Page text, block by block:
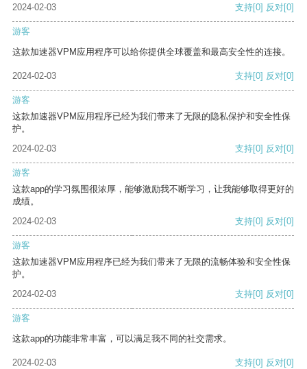
2024-02-03 支持[0] 反对[0]
游客
这款加速器VPM应用程序可以给你提供全球覆盖和最高安全性的连接。
2024-02-03 支持[0] 反对[0]
游客
这款加速器VPM应用程序已经为我们带来了无限的隐私保护和安全性保
护。
2024-02-03
支持[0] 反对[0]
游客
这款app的学习氛围很浓厚，能够激励我不断学习，让我能够取得更好的
成绩。
2024-02-03
支持[0] 反对[0]
游客
这款加速器VPM应用程序已经为我们带来了无限的流畅体验和安全性保
护。
2024-02-03
支持[0] 反对[0]
游客
这款app的功能非常丰富，可以满足我不同的社交需求。
2024-02-03 支持[0] 反对[0]